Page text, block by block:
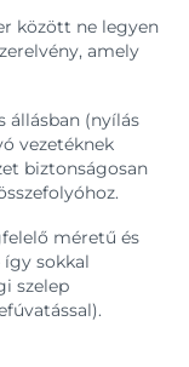
között ne legyen
amely
állásban (nyílás
vezetéknek
biztonságosan
méretű és
sokkal
szelep